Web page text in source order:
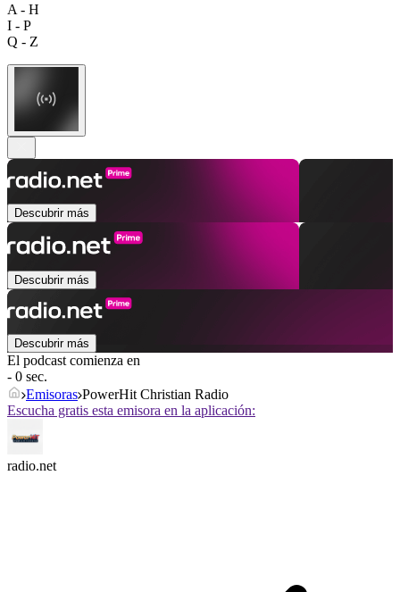
A - H
I - P
Q - Z
Descubrir más
Descubrir más
Descubrir más
El podcast comienza en
- 0 sec.
Emisoras PowerHit Christian Radio
Escucha gratis esta emisora en la aplicación:
radio.net